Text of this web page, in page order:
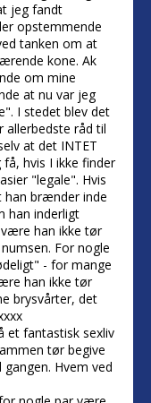
jeg fandt
opstemmende
tanken om at
kone. Ak
om mine
at nu var jeg
I stedet blev det
råd til
at det INTET
hvis I ikke finder
"legale". Hvis
brænder inde
han inderligt
han ikke tør
For nogle
- for mange
han ikke tør
brysvårter, det
et fantastisk sexliv
tør begive
Hvem ved